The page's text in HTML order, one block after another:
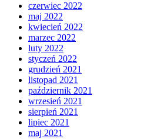
czerwiec 2022
maj 2022
kwiecień 2022
marzec 2022
luty 2022
styczeń 2022
grudzień 2021
listopad 2021
październik 2021
wrzesień 2021
sierpień 2021
lipiec 2021
maj 2021